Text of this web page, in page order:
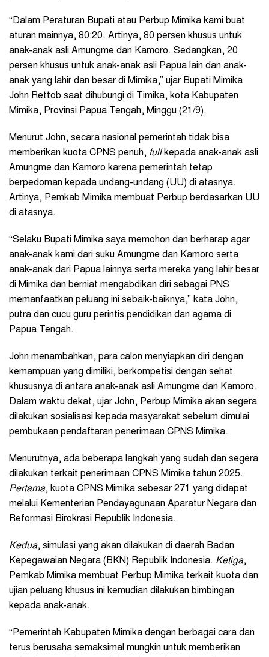
“Dalam Peraturan Bupati atau Perbup Mimika kami buat
aturan mainnya, 80:20. Artinya, 80 persen khusus untuk
anak-anak asli Amungme dan Kamoro. Sedangkan, 20
persen khusus untuk anak-anak asli Papua lain dan anak-
anak yang lahir dan besar di Mimika,” ujar Bupati Mimika
John Rettob saat dihubungi di Timika, kota Kabupaten
Mimika, Provinsi Papua Tengah, Minggu (21/9).
Menurut John, secara nasional pemerintah tidak bisa
memberikan kuota CPNS penuh, fullkepada anak-anak asli
Amungme dan Kamoro karena pemerintah tetap
berpedoman kepada undang-undang (UU) di atasnya.
Artinya, Pemkab Mimika membuat Perbup berdasarkan UU
di atasnya.
“Selaku Bupati Mimika saya memohon dan berharap agar
anak-anak kami dari suku Amungme dan Kamoro serta
anak-anak dari Papua lainnya serta mereka yang lahir besar
di Mimika dan berniat mengabdikan diri sebagai PNS
memanfaatkan peluang ini sebaik-baiknya,” kata John,
putra dan cucu guru perintis pendidikan dan agama di
Papua Tengah.
John menambahkan, para calon menyiapkan diri dengan
kemampuan yang dimiliki, berkompetisi dengan sehat
khususnya di antara anak-anak asli Amungme dan Kamoro.
Dalam waktu dekat, ujar John, Perbup Mimika akan segera
dilakukan sosialisasi kepada masyarakat sebelum dimulai
pembukaan pendaftaran penerimaan CPNS Mimika.
Menurutnya, ada beberapa langkah yang sudah dan segera
dilakukan terkait penerimaan CPNS Mimika tahun 2025.
Pertama, kuota CPNS Mimika sebesar 271 yang didapat
melalui Kementerian Pendayagunaan Aparatur Negara dan
Reformasi Birokrasi Republik Indonesia.
Kedua, simulasi yang akan dilakukan di daerah Badan
Kepegawaian Negara (BKN) Republik Indonesia. Ketiga,
Pemkab Mimika membuat Perbup Mimika terkait kuota dan
ujian peluang khusus ini kemudian dilakukan bimbingan
kepada anak-anak.
“Pemerintah Kabupaten Mimika dengan berbagai cara dan
terus berusaha semaksimal mungkin untuk memberikan